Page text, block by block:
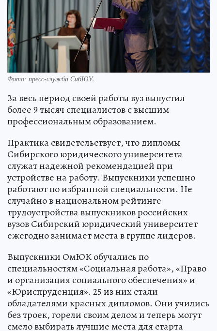
Фото: пресс-служба СибЮУ.
За весь период своей работы вуз выпустил
более 9 тысяч специалистов с высшим
профессиональным образованием.
Практика свидетельствует, что дипломы
Сибирского юридического университета
служат надежной рекомендацией при
устройстве на работу. Выпускники успешно
работают по избранной специальности. Не
случайно в национальном рейтинге
трудоустройства выпускников российских
вузов Сибирский юридический университет
ежегодно занимает места в группе лидеров.
Выпускники ОмЮК обучались по
специальностям «Социальная работа», «Право
и организация социального обеспечения» и
«Юриспруденция». 25 из них стали
обладателями красных дипломов. Они учились
без троек, горели своим делом и теперь могут
смело выбирать лучшие места для старта